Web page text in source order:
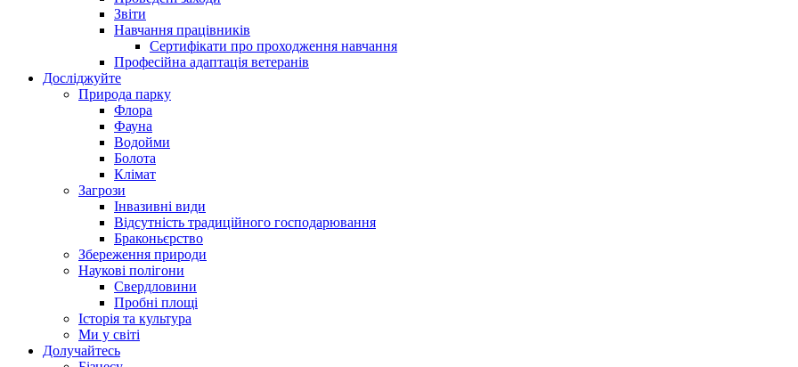
Звіти
Навчання працівників
Сертифікати про проходження навчання
Професійна адаптація ветеранів
Досліджуйте
Природа парку
Флора
Фауна
Водойми
Болота
Клімат
Загрози
Інвазивні види
Відсутність традиційного господарювання
Браконьєрство
Збереження природи
Наукові полігони
Свердловини
Пробні площі
Історія та культура
Ми у світі
Долучайтесь